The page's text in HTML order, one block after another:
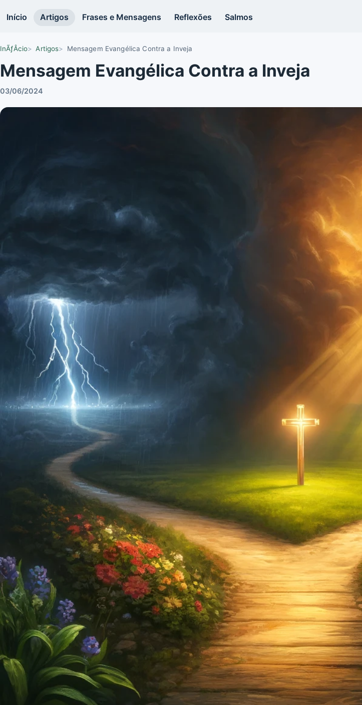
Início Artigos Frases e Mensagens Reflexões Salmos
InÃƒÂ­cio Artigos Mensagem Evangélica Contra a Inveja
Mensagem Evangélica Contra a Inveja
03/06/2024